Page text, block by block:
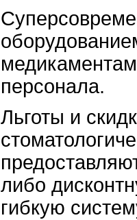
персонала.
Льготы и
либо
гибкую